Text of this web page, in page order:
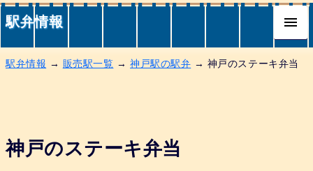
駅弁情報
駅弁情報 → 販売駅一覧 →神戸駅の駅弁 → 神戸のステーキ弁当
神戸のステーキ弁当